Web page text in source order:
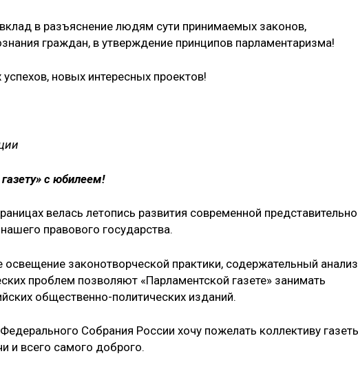
в разъяснение людям сути принимаемых законов,
граждан, в утверж­дение принципов парламента­ризма!
новых интересных проектов!
с юбилеем!
велась летопись развития современной
правового государства.
освещение законотворческой практики, содержательный анализ
проблем позволяют «Парламентской газете» занимать
общественно-политических изданий.
Собрания России хочу пожелать коллективу
и всего самого доброго.